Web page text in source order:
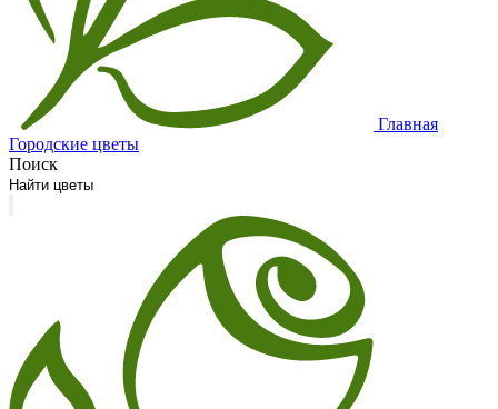
Главная
Городские цветы
Поиск